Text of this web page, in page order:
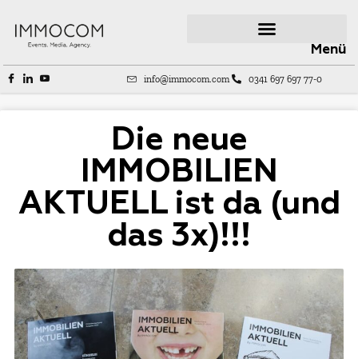
Menü
info@immocom.com 0341 697 697 77-0
Die neue
IMMOBILIEN
AKTUELL ist da (und
das 3x)!!!